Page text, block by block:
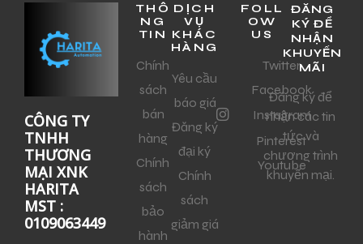
CÔNG TY
TNHH
THƯƠNG
MẠI XNK
HARITA
MST :
0109063449
THÔ
NG
TIN
Chính
sách
bán
hàng
Chính
sách
bảo
hành
DỊCH
VỤ
KHÁC
HÀNG
Yêu cầu
báo giá
Đăng ký
đại ký
Chính
sách
giảm giá
FOLL
OW
US
Twitter
Facebook
Instagram
Pinterest
Youtube
ĐĂNG
KÝ ĐỂ
NHẬN
KHUYẾN
MÃI
Đăng ký để
nhận các tin
tức và
chương trình
khuyến mại.